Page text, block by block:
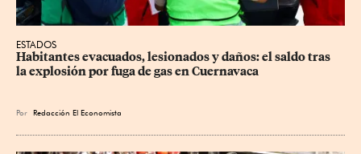
ESTADOS
Habitantes evacuados, lesionados y daños: el saldo tras
la explosión por fuga de gas en Cuernavaca
Por Redacción El Economista